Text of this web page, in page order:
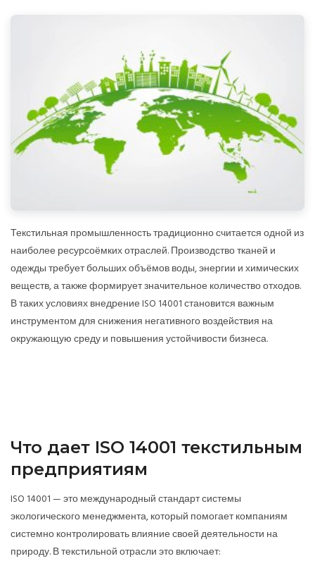
Текстильная промышленность традиционно считается одной из
наиболее ресурсоёмких отраслей. Производство тканей и
одежды требует больших объёмов воды, энергии и химических
веществ, а также формирует значительное количество отходов.
В таких условиях внедрениеISO 14001становится важным
инструментом для снижения негативного воздействия на
окружающую среду и повышения устойчивости бизнеса.
Что дает ISO 14001 текстильным
предприятиям
ISO 14001 — это международный стандарт системы
экологического менеджмента, который помогает компаниям
системно контролировать влияние своей деятельности на
природу. В текстильной отрасли это включает: